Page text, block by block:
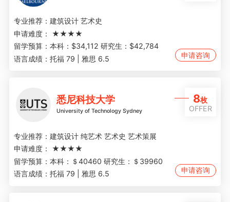
专业推荐： 建筑设计 艺术史
申请难度：
★★★★
留学预算： 本科：$34,112 研究生：$42,784
语言成绩： 托福 79 | 雅思 6.5 申请咨询
悉尼科技大学
University of Technology Sydney
8枚
OFFER
专业推荐： 建筑设计 纯艺术 艺术史 艺术策展
申请难度：
★★★★
留学预算： 本科：＄40460 研究生：＄39960
语言成绩： 托福 79 | 雅思 6.5 申请咨询